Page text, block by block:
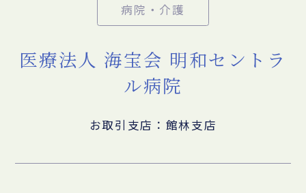
病院・介護
医療法人 海宝会 明和セントラ
ル病院
お取引支店：館林支店